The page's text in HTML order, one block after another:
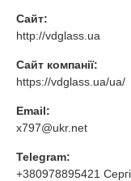
Сайт:
http://vdglass.ua
Сайт компанії:
https://vdglass.ua/ua/
Email:
x797@ukr.net
Telegram:
+380978895421